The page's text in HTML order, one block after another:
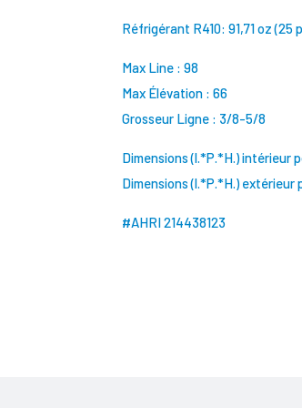
Réfrigérant R410: 91,71 oz (25
Max Line : 98
Max Élévation : 66
Grosseur Ligne : 3/8-5/8
Dimensions (l.*P.*H.) intérieur
Dimensions (l.*P.*H.) extérieur
#AHRI 214438123